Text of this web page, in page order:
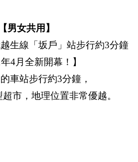
【男女共用】
生線「坂戶」站步行約3分鐘
年4月全新開幕！】
車站步行約3分鐘，
市，地理位置非常優越。